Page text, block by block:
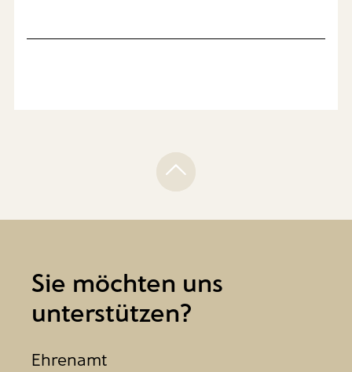
Sie möchten uns
unterstützen?
Ehrenamt